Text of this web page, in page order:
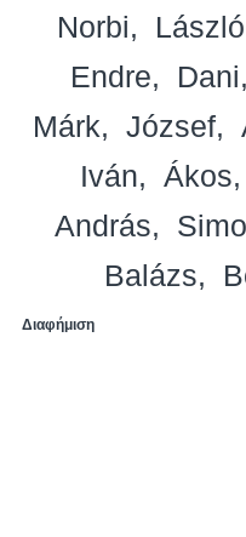
Norbi
László
Endre
Dani
Márk
József
Iván
Ákos
András
Balázs
Διαφήμιση